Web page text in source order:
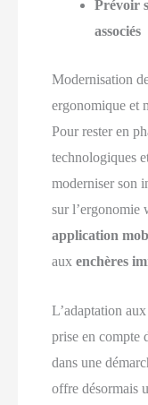
Prévoir
associés
Modernisation
ergonomique et
Pour rester en
technologiques
moderniser son
sur l’ergonomie
application
auxenchères
L’adaptation
prise en compte
dans une
offre désormais